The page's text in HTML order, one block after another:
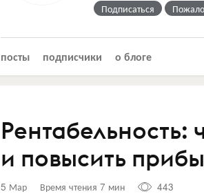
Подписаться
посты подписчики о блоге
Рентабельность:
и повысить
5 Мар Время чтения 7 мин 443